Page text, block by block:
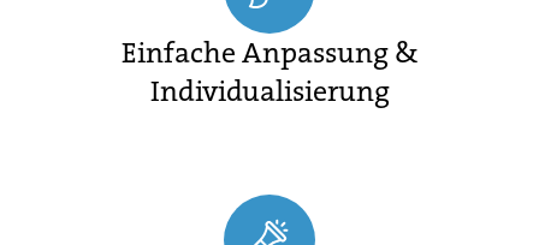
Einfache Anpassung &
Individualisierung